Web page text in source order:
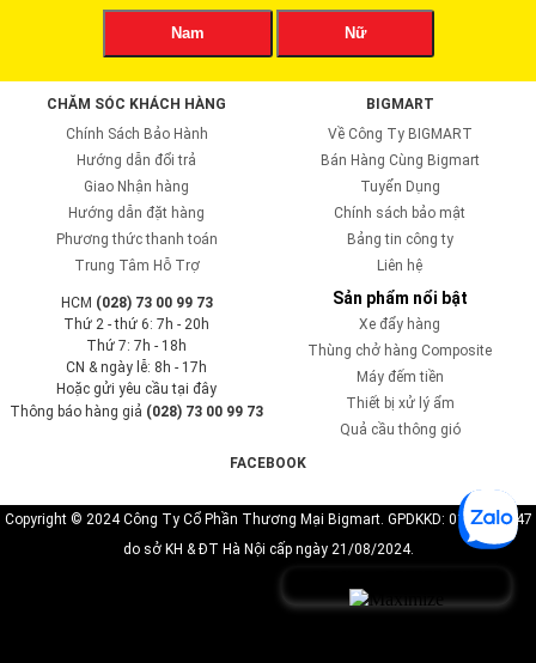
Nam Nữ
CHĂM SÓC KHÁCH HÀNG
Chính Sách Bảo Hành
Hướng dẫn đổi trả
Giao Nhận hàng
Hướng dẫn đặt hàng
Phương thức thanh toán
Trung Tâm Hỗ Trợ
BIGMART
Về Công Ty BIGMART
Bán Hàng Cùng Bigmart
Tuyển Dụng
Chính sách bảo mật
Bảng tin công ty
Liên hệ
HCM (028) 73 00 99 73
Thứ 2 - thứ 6: 7h - 20h
Thứ 7: 7h - 18h
CN & ngày lễ: 8h - 17h
Hoặc gửi yêu cầu tại đây
Thông báo hàng giả (028) 73 00 99 73
Sản phẩm nổi bật
Xe đẩy hàng
Thùng chở hàng Composite
Máy đếm tiền
Thiết bị xử lý ẩm
Quả cầu thông gió
FACEBOOK
Copyright © 2024 Công Ty Cổ Phần Thương Mại Bigmart. GPDKKD: 0110819747
do sở KH & ĐT Hà Nội cấp ngày 21/08/2024.